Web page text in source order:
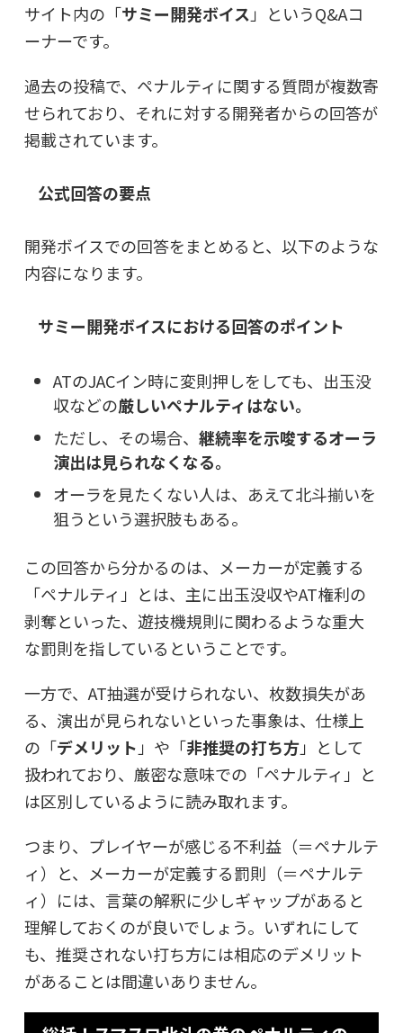
サイト内の「サミー開発ボイス 」というQ&Aコ
ーナーです。
過去の投稿で、ペナルティに関する質問が複数寄
せられており、それに対する開発者からの回答が
掲載されています。
公式回答の要点
開発ボイスでの回答をまとめると、以下のような
内容になります。
サミー開発ボイスにおける回答のポイント
ATのJACイン時に変則押しをしても、出玉没
収などの厳しいペナルティはない。
ただし、その場合、 継続率を示唆するオーラ
演出は見られなくなる。
オーラを見たくない人は、あえて北斗揃いを
狙うという選択肢もある。
この回答から分かるのは、メーカーが定義する
「ペナルティ」とは、主に出玉没収やAT権利の
剥奪といった、遊技機規則に関わるような重大
な罰則を指しているということです。
一方で、AT抽選が受けられない、枚数損失があ
る、演出が見られないといった事象は、仕様上
の「デメリット 」や「非推奨の打ち方」として
扱われており、厳密な意味での「ペナルティ」と
は区別しているように読み取れます。
つまり、プレイヤーが感じる不利益（＝ペナルテ
ィ）と、メーカーが定義する罰則（＝ペナルテ
ィ）には、 言葉の解釈に少しギャップがある と
理解しておくのが良いでしょう。いずれにして
も、推奨されない打ち方には相応のデメリット
があることは間違いありません。